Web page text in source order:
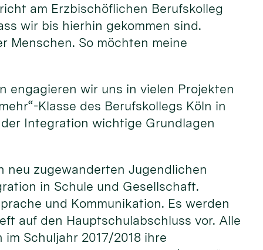
am Erzbischöflichen Berufskolleg
wir bis hierhin gekommen sind.
Menschen. So möchten meine
engagieren wir uns in vielen Projekten
Klasse des Berufskollegs Köln in
Integration wichtige Grundlagen
neu zugewanderten Jugendlichen
in Schule und Gesellschaft.
und Kommunikation. Es werden
auf den Hauptschulabschluss vor. Alle
Schuljahr 2017/2018 ihre